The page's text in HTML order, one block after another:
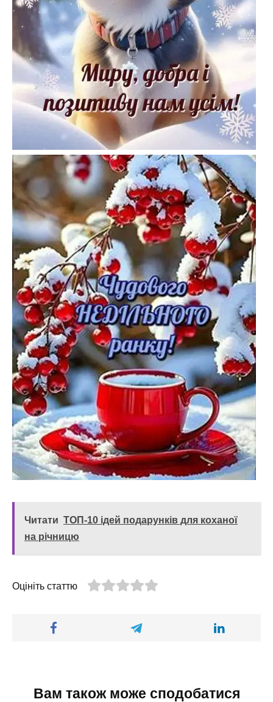
Читати ТОП-10 ідей подарунків для коханої
на річницю
Оцініть статтю
Вам також може сподобатися